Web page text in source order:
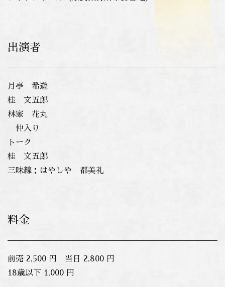
出演者
月亭 希遊
桂 文五郎
林家 花丸
仲入り
トーク
桂 文五郎
三味線：はやしや 都美礼
料金
前売 2,500 円 当日 2,800 円
18歳以下 1,000 円